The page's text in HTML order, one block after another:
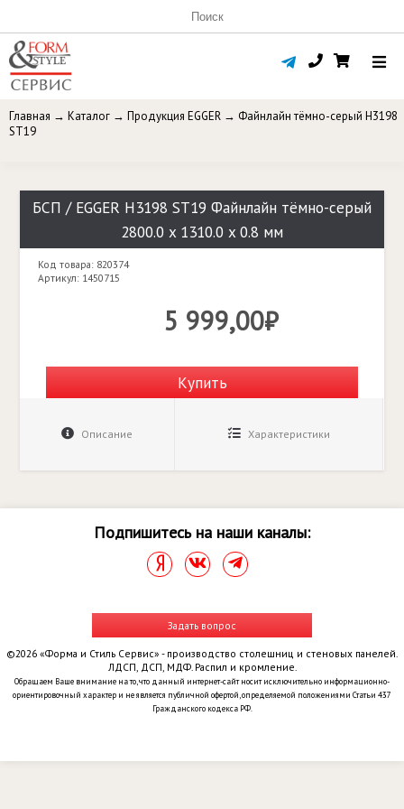
Главная → Каталог → Продукция EGGER → Файнлайн тёмно-серый H3198
ST19
БСП / EGGER H3198 ST19 Файнлайн тёмно-серый
2800.0 x 1310.0 x 0.8 мм
Код товара: 820374
Артикул: 1450715
5 999,00₽
Купить
Описание Характеристики
Подпишитесь на наши каналы:
Задать вопрос
©2026 «Форма и Стиль Сервис» - производство столешниц и стеновых панелей.
ЛДСП, ДСП, МДФ. Распил и кромление.
Обращаем Ваше внимание на то, что данный интернет-сайт носит исключительно информационно-
ориентировочный характер и не является публичной офертой, определяемой положениями Статьи 437
Гражданского кодекса РФ.